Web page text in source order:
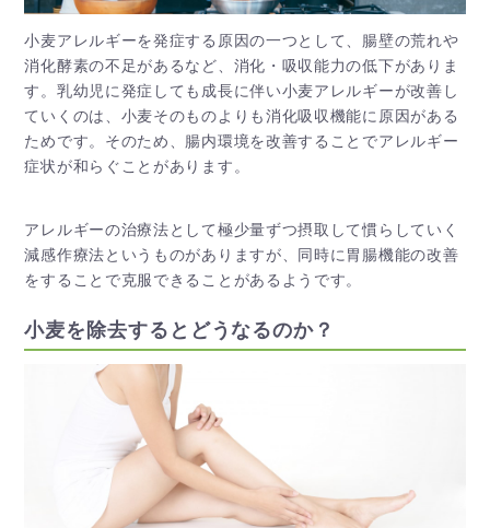
小麦アレルギーを発症する原因の一つとして、腸壁の荒れや
消化酵素の不足があるなど、消化・吸収能力の低下がありま
す。乳幼児に発症しても成長に伴い小麦アレルギーが改善し
ていくのは、小麦そのものよりも消化吸収機能に原因がある
ためです。そのため、腸内環境を改善することでアレルギー
症状が和らぐことがあります。
アレルギーの治療法として極少量ずつ摂取して慣らしていく
減感作療法というものがありますが、同時に胃腸機能の改善
をすることで克服できることがあるようです。
小麦を除去するとどうなるのか？